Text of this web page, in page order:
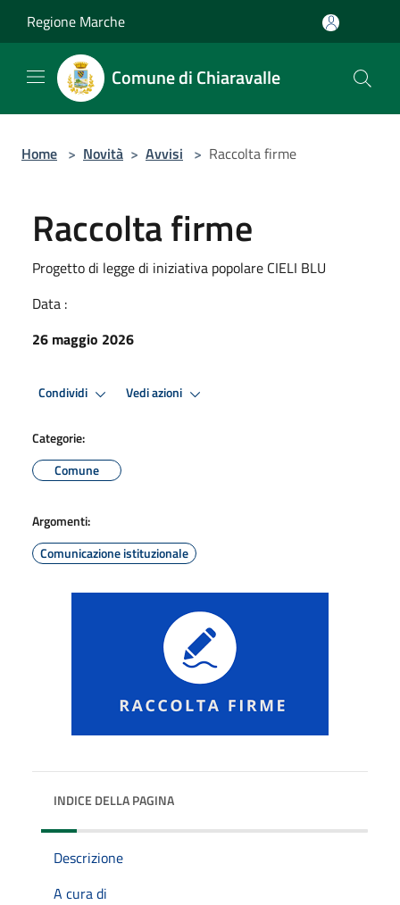
Regione Marche
Comune di Chiaravalle
Home > Novità > Avvisi > Raccolta firme
Raccolta firme
Progetto di legge di iniziativa popolare CIELI BLU
Data :
26 maggio 2026
Condividi Vedi azioni
Categorie:
Comune
Argomenti:
Comunicazione istituzionale
INDICE DELLA PAGINA
Descrizione
A cura di